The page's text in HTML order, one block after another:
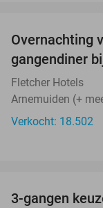
Overnachting
gangendiner
Fletcher Hotels
Arnemuiden (+
Verkocht: 18.502
3-gangen